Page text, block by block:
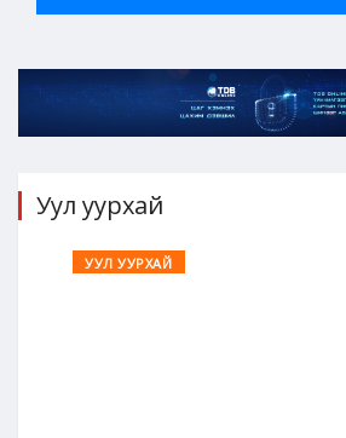
Уул уурхай
УУЛ УУРХАЙ